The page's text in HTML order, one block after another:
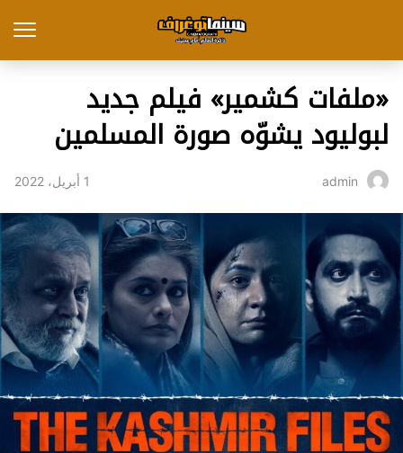
«ملفات كشمير» فيلم جديد
لبوليود يشوّه صورة المسلمين
admin 1 أبريل، 2022